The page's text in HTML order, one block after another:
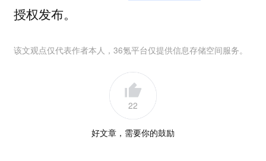
授权发布。
该文观点仅代表作者本人，36氪平台仅提供信息存储空间服务。
22
好文章，需要你的鼓励